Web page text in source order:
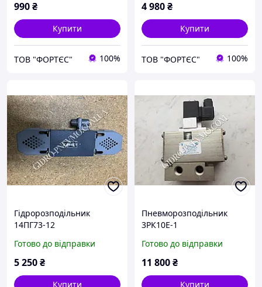
990₴
Купити
ТОВ "ФОРТЄС" 100%
4 980₴
Купити
ТОВ "ФОРТЄС" 100%
Гідророзподільник
14ПГ73-12
Готово до відправки
5 250₴
Купити
Пневморозподільник
3РК10Е-1
Готово до відправки
11 800₴
Купити